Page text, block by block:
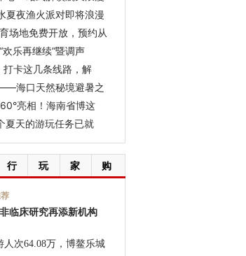
夏夜渔火派对即将浪漫
场地免费开放，预约从
乐再继续”暨调声
打卡这几条线路，解
海口天然秘境避暑之
亮相！海南省博这
夏天的游玩任务已就
行 玩 家 购
临床研究再添新机构
次64.08万，博鳌乐城